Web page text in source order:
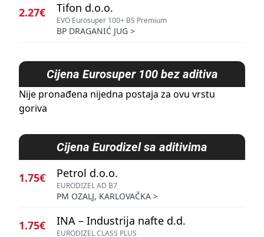
2.27€ Tifon d.o.o.
EVO Eurosuper 100+ BS Premium
BP DRAGANIĆ JUG >
Cijena Eurosuper 100 bez aditiva
Nije pronađena nijedna postaja za ovu vrstu
goriva
Cijena Eurodizel sa aditivima
1.75€ Petrol d.o.o.
EURODIZEL AD B7
PM OZALJ, KARLOVAČKA >
1.75€ INA – Industrija nafte d.d.
EURODIZEL CLASS PLUS